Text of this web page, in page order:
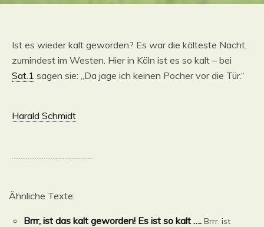
Ist es wieder kalt geworden? Es war die kälteste Nacht,
zumindest im Westen. Hier in Köln ist es so kalt – bei
Sat.1 sagen sie: „Da jage ich keinen Pocher vor die Tür.“
Harald Schmidt
..............................................
Ähnliche Texte:
Brrr, ist das kalt geworden! Es ist so kalt …. Brrr, ist